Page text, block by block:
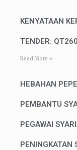
KENYATAAN
TENDER:
Read More »
HEBAHAN
PEMBANTU
PEGAWAI
PENINGKATAN